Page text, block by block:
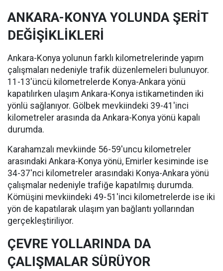
ANKARA-KONYA YOLUNDA ŞERİT
DEĞİŞİKLİKLERİ
Ankara-Konya yolunun farklı kilometrelerinde yapım
çalışmaları nedeniyle trafik düzenlemeleri bulunuyor.
11-13'üncü kilometrelerde Konya-Ankara yönü
kapatılırken ulaşım Ankara-Konya istikametinden iki
yönlü sağlanıyor. Gölbek mevkiindeki 39-41'inci
kilometreler arasında da Ankara-Konya yönü kapalı
durumda.
Karahamzalı mevkiinde 56-59'uncu kilometreler
arasındaki Ankara-Konya yönü, Emirler kesiminde ise
34-37'nci kilometreler arasındaki Konya-Ankara yönü
çalışmalar nedeniyle trafiğe kapatılmış durumda.
Kömüşini mevkiindeki 49-51'inci kilometrelerde ise iki
yön de kapatılarak ulaşım yan bağlantı yollarından
gerçekleştiriliyor.
ÇEVRE YOLLARINDA DA
ÇALIŞMALAR SÜRÜYOR